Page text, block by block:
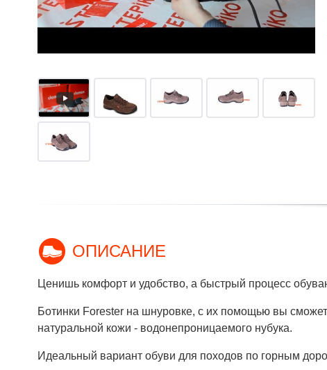
ОПИСАНИЕ
Ценишь комфорт и удобство, а быстрый процесс
Ботинки Forester на шнуровке, с их помощью вы
натуральной кожи - водонепроницаемого нубука.
Идеальный вариант обуви для походов по горным